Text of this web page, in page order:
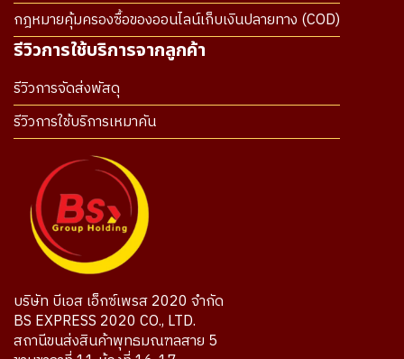
กฎหมายคุ้มครองซื้อของออนไลน์เก็บเงินปลายทาง (COD)
รีวิวการใช้บริการจากลูกค้า
รีวิวการจัดส่งพัสดุ
รีวิวการใช้บริการเหมาคัน
บริษัท บีเอส เอ็กซ์เพรส 2020 จำกัด
BS EXPRESS 2020 CO., LTD.
สถานีขนส่งสินค้าพุทธมณฑลสาย 5